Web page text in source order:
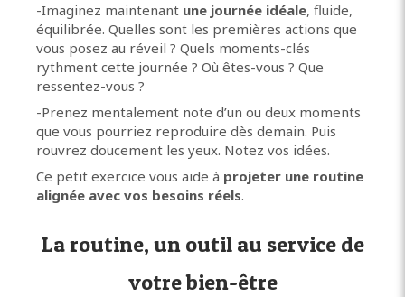
-Imaginez maintenant une journée idéale, fluide,
équilibrée. Quelles sont les premières actions que
vous posez au réveil ? Quels moments-clés
rythment cette journée ? Où êtes-vous ? Que
ressentez-vous ?
-Prenez mentalement note d’un ou deux moments
que vous pourriez reproduire dès demain. Puis
rouvrez doucement les yeux. Notez vos idées.
Ce petit exercice vous aide à projeter une routine
alignée avec vos besoins réels.
La routine, un outil au service de
votre bien-être